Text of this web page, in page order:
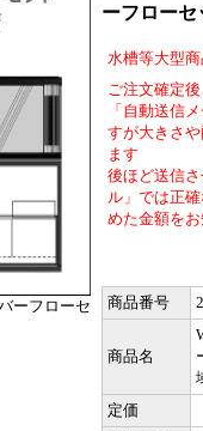
ーフローセ
ーフローセ
水槽等大型
ご注文確定
「自動送信
すが大きさ
ます
後ほど送信
ル」では正
めた金額を
商品番号
商品名
定価